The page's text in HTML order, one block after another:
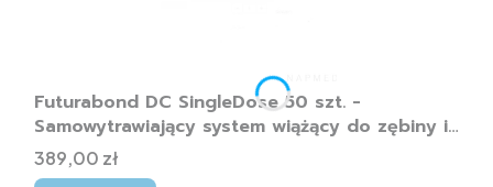
Futurabond DC SingleDose 50 szt. -
Samowytrawiający system wiążący do zębiny i
szkliwa
Cena
389,00 zł